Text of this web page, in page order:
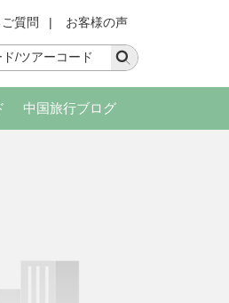
質問 | お客様の声
中国旅行ブログ